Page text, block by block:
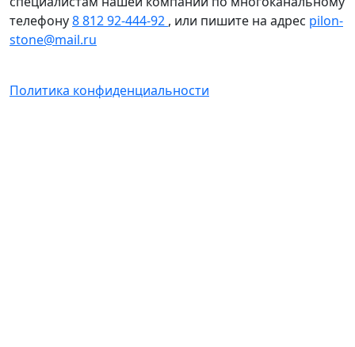
телефону8 812 92-444-92 , или пишите на адрес pilon-
stone@mail.ru
Политика конфиденциальности